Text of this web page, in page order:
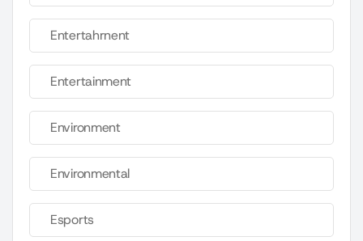
Entertahrnent
Entertainment
Environment
Environmental
Esports